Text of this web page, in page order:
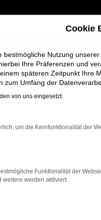
für Leer bei Schmidt +
+
ein zuverlässiges und
Gebrauchtwagen
Fahrten, der
Cookie
bestmögliche Nutzung
Ihre Präferenzen und
späteren Zeitpunkt Ihre
zum Umfang der
von uns eingesetzt:
um die Kernfunktionalität der
Funktionalität der
weitere werden aktiviert.